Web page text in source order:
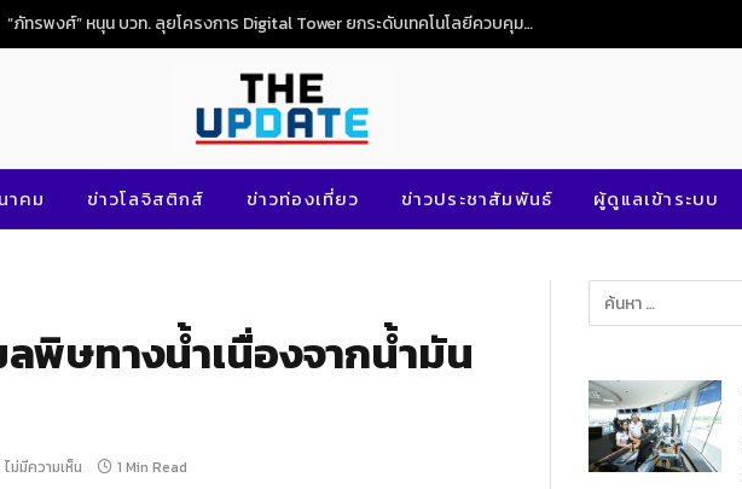
“ภัทรพงศ์” หนุน บวท. ลุยโครงการ Digital Tower ยกระดับเทคโนโลยีควบคุมจราจรทางอากาศไทย
าคม ข่าวโลจิสติกส์ ข่าวท่องเที่ยว ข่าวประชาสัมพันธ์ ผู้ดูแลเข้าระบบ
พิษทางน้ำเนื่องจากน้ำมัน
ไม่มีความเห็น 1 Min Read